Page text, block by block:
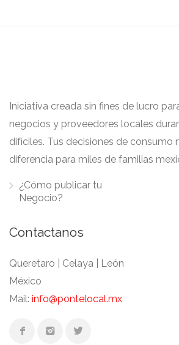
Iniciativa creada sin fines de lucro
negocios y proveedores locales
difíciles. Tus decisiones de consumo
diferencia para miles de familias
¿Cómo publicar tu
Negocio?
Contactanos
Queretaro | Celaya | León
México
Mail: info@pontelocal.mx